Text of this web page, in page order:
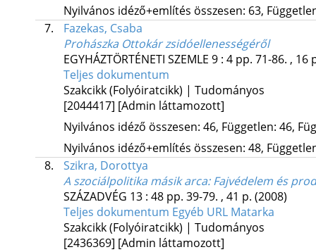
Nyilvános idéző+említés összesen: 63,
7.
Fazekas, Csaba
Prohászka Ottokár zsidóellenességéről
EGYHÁZTÖRTÉNETI SZEMLE 9: 4 pp. 71-86. , 16
Teljes dokumentum
Szakcikk (Folyóiratcikk) | Tudományos
[2044417] [Admin láttamozott]
Nyilvános idéző összesen: 46, Független: 46,
Nyilvános idéző+említés összesen: 48,
8.
Szikra, Dorottya
A szociálpolitika másik arca: Fajvédelem és
SZÁZADVÉG 13: 48 pp. 39-79. , 41 p. (2008)
Teljes dokumentum Egyéb URL Matarka
Szakcikk (Folyóiratcikk) | Tudományos
[2436369] [Admin láttamozott]